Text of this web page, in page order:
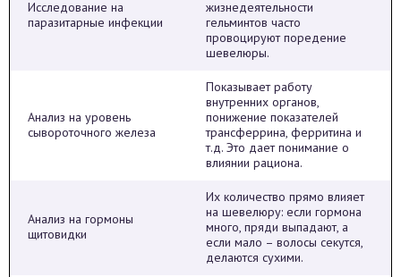
Исследование на
паразитарные инфекции
жизнедеятельности
гельминтов часто
провоцируют поредение
шевелюры.
Анализ на уровень
сывороточного железа
Показывает работу
внутренних органов,
понижение показателей
трансферрина, ферритина и
т.д. Это дает понимание о
влиянии рациона.
Анализ на гормоны
щитовидки
Их количество прямо влияет
на шевелюру: если гормона
много, пряди выпадают, а
если мало – волосы секутся,
делаются сухими.